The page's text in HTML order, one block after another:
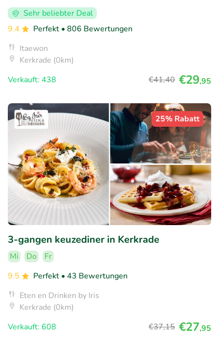
Sehr beliebter Deal
9.4
Perfekt • 806 Bewertungen
Itaewon
Kerkrade (0km)
Verkauft: 438
€41,40 €29,95
25% Rabatt
3-gangen keuzediner in Kerkrade
Mi Do
Fr
9.5
Perfekt • 43 Bewertungen
Eten en Drinken by Iris
Kerkrade (0km)
Verkauft: 608
€37,15 €27,95